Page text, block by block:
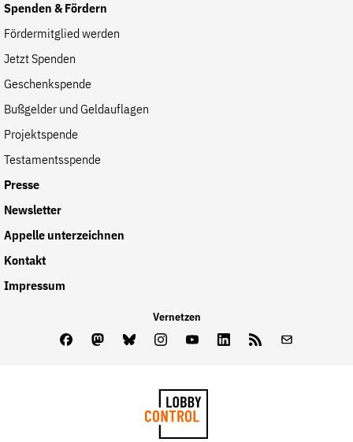
Spenden & Fördern
Fördermitglied werden
Jetzt Spenden
Geschenkspende
Bußgelder und Geldauflagen
Projektspende
Testamentsspende
Presse
Newsletter
Appelle unterzeichnen
Kontakt
Impressum
Vernetzen
FacebookMastodon
BlueskyInstagram
YoutubeLinkedInFeed